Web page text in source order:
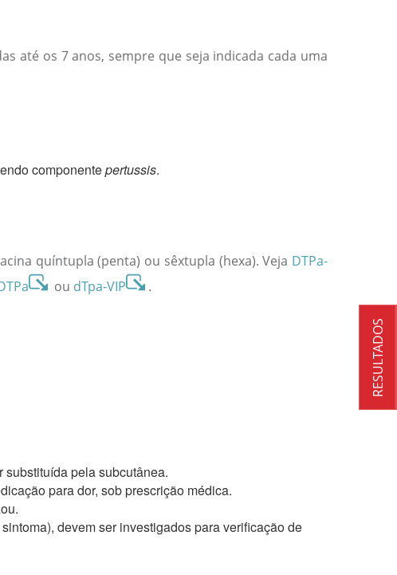
até os 7 anos, sempre que seja indicada cada uma
componentepertussis.
quíntupla (penta) ou sêxtupla (hexa). Veja DTPa-
ou dTpa-VIP .
substituída pela subcutânea.
para dor, sob prescrição médica.
devem ser investigados para verificação de
RESULTADOS